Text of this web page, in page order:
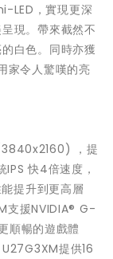
LED，實現更深
現。帶來截然不
白色。同時亦獲
家令人驚嘆的亮
，提
IPS 快4倍速度，
提升到更高層
支援NVIDIA® G-
順暢的遊戲體
提供16